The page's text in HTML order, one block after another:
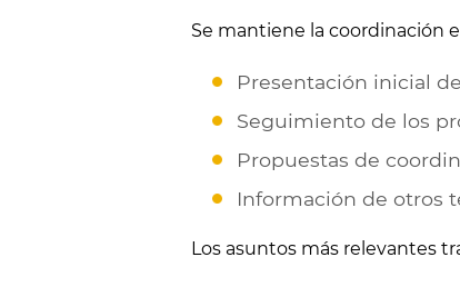
Se mantiene la coordinación
Presentación inicial
Seguimiento de los
Propuestas de
Información de otros
Los asuntos más relevantes